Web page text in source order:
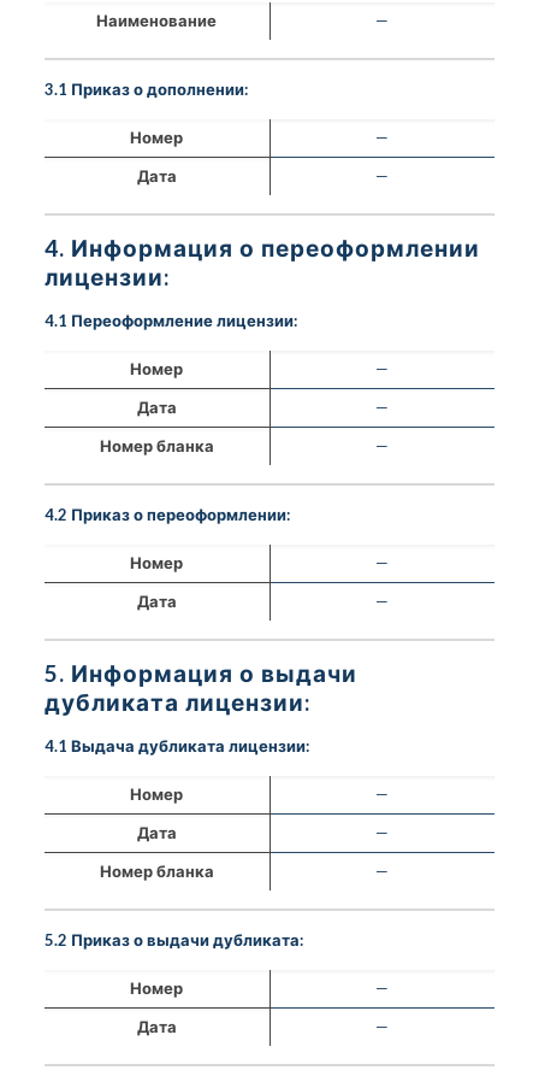
Наименование —
3.1 Приказ о дополнении:
Номер
—
Дата
—
4. Информация о переоформлении
лицензии:
4.1 Переоформление лицензии:
Номер
—
Дата
—
Номер бланка
—
4.2 Приказ о переоформлении:
Номер
—
Дата
—
5. Информация о выдачи
дубликата лицензии:
4.1 Выдача дубликата лицензии:
Номер
—
Дата
—
Номер бланка
—
5.2 Приказ о выдачи дубликата:
Номер
—
Дата
—